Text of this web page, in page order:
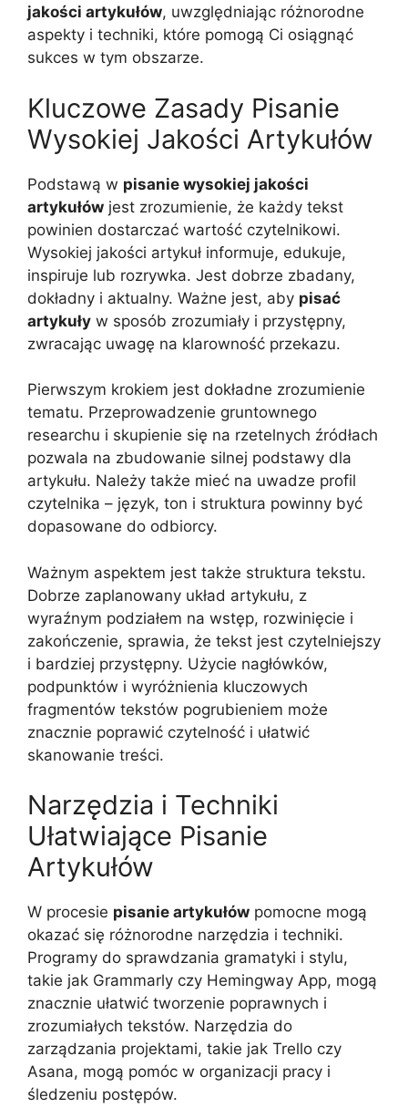
jakości artykułów, uwzględniając różnorodne
aspekty i techniki, które pomogą Ci osiągnąć
sukces w tym obszarze.
Kluczowe Zasady Pisanie
Wysokiej Jakości Artykułów
Podstawą w pisanie wysokiej jakości
artykułów jest zrozumienie, że każdy tekst
powinien dostarczać wartość czytelnikowi.
Wysokiej jakości artykuł informuje, edukuje,
inspiruje lub rozrywka. Jest dobrze zbadany,
dokładny i aktualny. Ważne jest, aby pisać
artykuły w sposób zrozumiały i przystępny,
zwracając uwagę na klarowność przekazu.
Pierwszym krokiem jest dokładne zrozumienie
tematu. Przeprowadzenie gruntownego
researchu i skupienie się na rzetelnych źródłach
pozwala na zbudowanie silnej podstawy dla
artykułu. Należy także mieć na uwadze profil
czytelnika – język, ton i struktura powinny być
dopasowane do odbiorcy.
Ważnym aspektem jest także struktura tekstu.
Dobrze zaplanowany układ artykułu, z
wyraźnym podziałem na wstęp, rozwinięcie i
zakończenie, sprawia, że tekst jest czytelniejszy
i bardziej przystępny. Użycie nagłówków,
podpunktów i wyróżnienia kluczowych
fragmentów tekstów pogrubieniem może
znacznie poprawić czytelność i ułatwić
skanowanie treści.
Narzędzia i Techniki
Ułatwiające Pisanie
Artykułów
W procesie pisanie artykułów pomocne mogą
okazać się różnorodne narzędzia i techniki.
Programy do sprawdzania gramatyki i stylu,
takie jak Grammarly czy Hemingway App, mogą
znacznie ułatwić tworzenie poprawnych i
zrozumiałych tekstów. Narzędzia do
zarządzania projektami, takie jak Trello czy
Asana, mogą pomóc w organizacji pracy i
śledzeniu postępów.